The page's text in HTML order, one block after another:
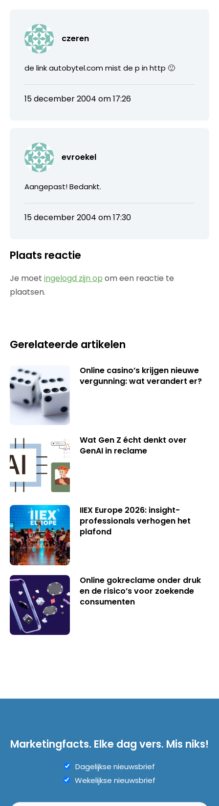
czeren
de link autobytel.com mist de p in http 🙂
15 december 2004 om 17:26
evroekel
Aangepast! Bedankt.
15 december 2004 om 17:30
Plaats reactie
Je moet ingelogd zijn op om een reactie te
plaatsen.
Gerelateerde artikelen
Online casino’s krijgen nieuwe
vergunning: wat verandert er?
Wat Gen Z écht denkt over
GenAI in reclame
IIEX Europe 2026: insight-
professionals verhogen het
plafond
Online gokreclame onder druk
en de risico’s voor zoekende
consumenten
Marketingfacts. Elke dag vers. Mis niks!
Dagelijkse nieuwsbrief
Wekelijkse nieuwsbrief